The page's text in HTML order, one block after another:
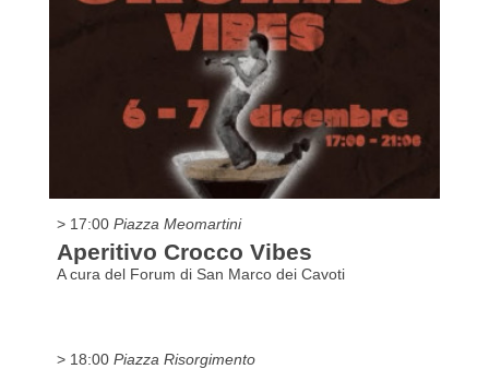
> 17:00 Piazza Meomartini
Aperitivo Crocco Vibes
A cura del Forum di San Marco dei Cavoti
> 18:00 Piazza Risorgimento